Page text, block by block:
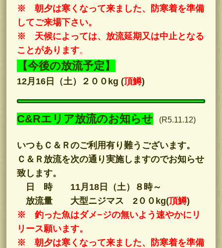
※ 朝夕は寒くなって来ました、防寒着を準備
してご来場下さい。
※ 天候によっては、放流延期又は中止となる
ことがあります。
【今後の放流予定】
12月16日（土）２００kg (頂鱒)
C&Rエリア放流のお知らせ (R5.11.12)
いつもＣ＆Ｒのご利用有り難うございます。
Ｃ＆Ｒ放流を次の通り実施しますのでお知らせ
致します。
日 時 11月18日（土）８時～
放流量 大型ニジマス 2００kg(頂鱒)
※ 釣った魚はダメ−ジの無いよう速やかにリ
リース願います。
※ 朝夕は寒くなって来ました、防寒着を準備